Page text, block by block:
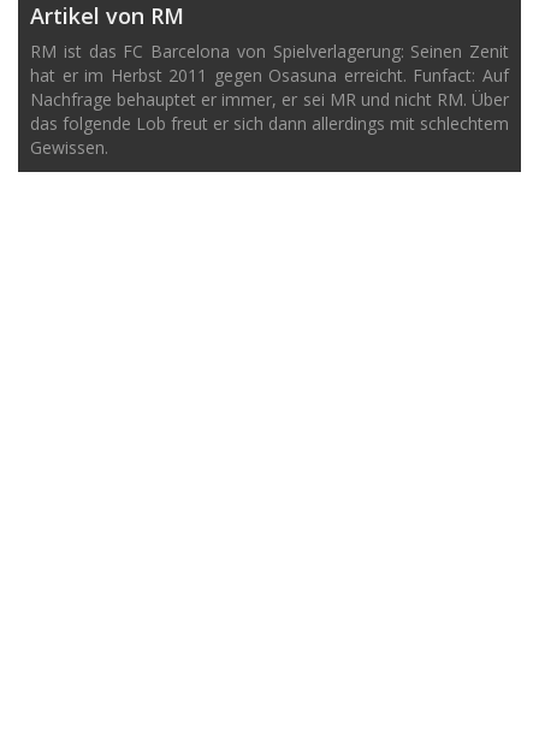
Artikel von RM
RM ist das FC Barcelona von Spielverlagerung: Seinen Zenit
hat er im Herbst 2011 gegen Osasuna erreicht. Funfact: Auf
Nachfrage behauptet er immer, er sei MR und nicht RM. Über
das folgende Lob freut er sich dann allerdings mit schlechtem
Gewissen.